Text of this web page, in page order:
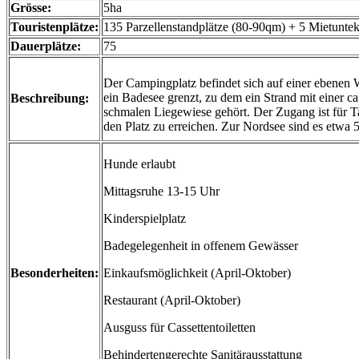
Grösse:
5ha
Touristenplätze: 135 Parzellenstandplätze (80-90qm) + 5
Dauerplätze:
75
Beschreibung:
Der Campingplatz befindet sich auf einer ebenen
ein Badesee grenzt, zu dem ein Strand mit einer
schmalen Liegewiese gehört. Der Zugang ist für
den Platz zu erreichen. Zur Nordsee sind es etwa
Besonderheiten:
Hunde erlaubt
Mittagsruhe 13-15 Uhr
Kinderspielplatz
Badegelegenheit in offenem Gewässer
Einkaufsmöglichkeit (April-Oktober)
Restaurant (April-Oktober)
Ausguss für Cassettentoiletten
Behindertengerechte Sanitärausstattung